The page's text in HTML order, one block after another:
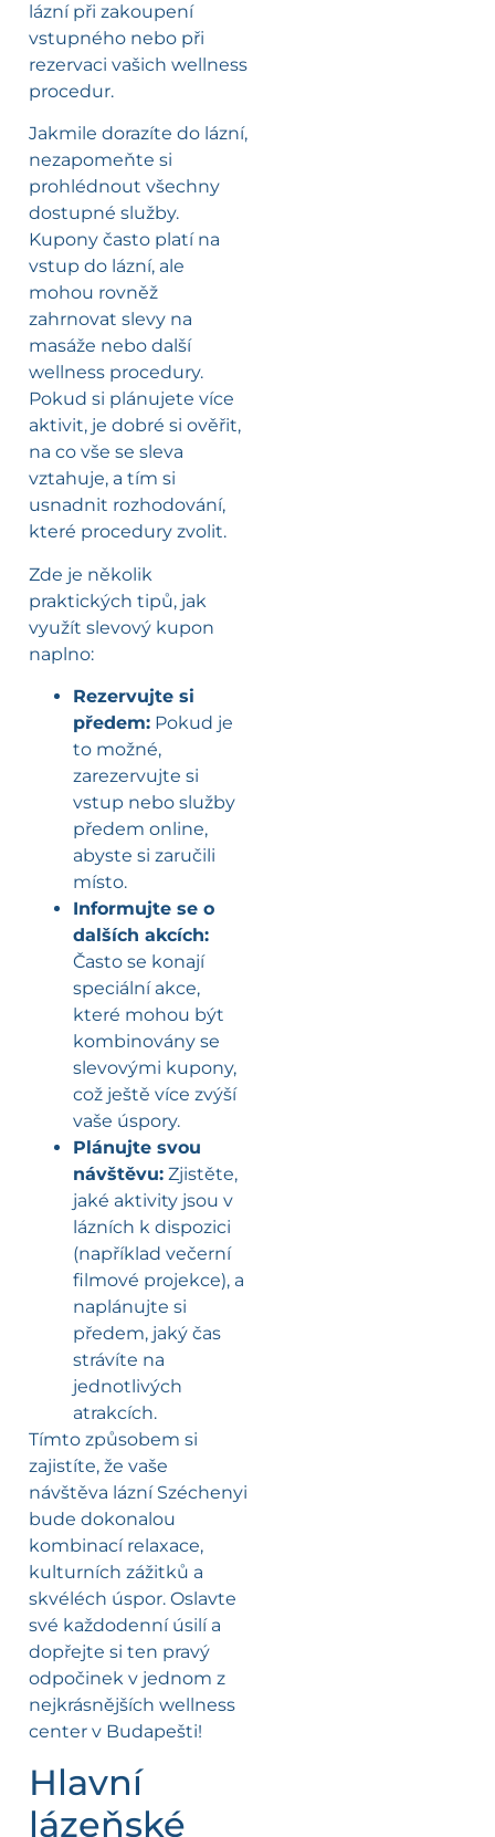
lázní při zakoupení
vstupného nebo při
rezervaci vašich wellness
procedur.
Jakmile dorazíte do lázní,
nezapomeňte si
prohlédnout všechny
dostupné služby.
Kupony často platí na
vstup do lázní, ale
mohou rovněž
zahrnovat slevy na
masáže nebo další
wellness procedury.
Pokud si plánujete více
aktivit, je dobré si ověřit,
na co vše se sleva
vztahuje, a tím si
usnadnit rozhodování,
které procedury zvolit.
Zde je několik
praktických tipů, jak
využít slevový kupon
naplno:
Rezervujte si
předem: Pokud je
to možné,
zarezervujte si
vstup nebo služby
předem online,
abyste si zaručili
místo.
Informujte se o
dalších akcích:
Často se konají
speciální akce,
které mohou být
kombinovány se
slevovými kupony,
což ještě více zvýší
vaše úspory.
Plánujte svou
návštěvu: Zjistěte,
jaké aktivity jsou v
lázních k dispozici
(například večerní
filmové projekce), a
naplánujte si
předem, jaký čas
strávíte na
jednotlivých
atrakcích.
Tímto způsobem si
zajistíte, že vaše
návštěva lázní Széchenyi
bude dokonalou
kombinací relaxace,
kulturních zážitků a
skvéléch úspor. Oslavte
své každodenní úsilí a
dopřejte si ten pravý
odpočinek v jednom z
nejkrásnějších wellness
center v Budapešti!
Hlavní
lázeňské